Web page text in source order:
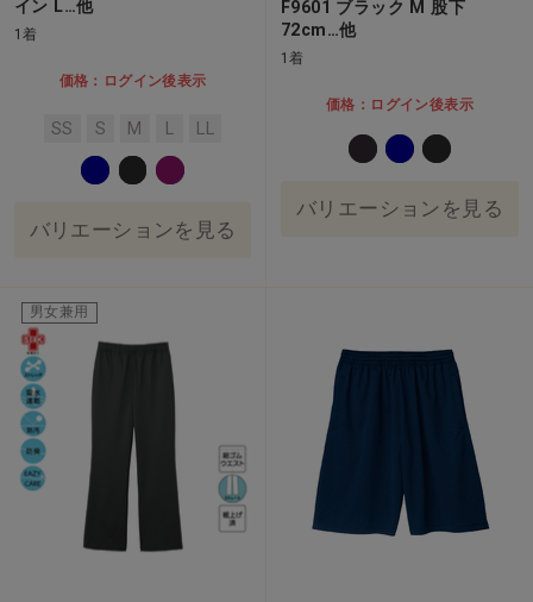
イン L…他
1着
価格：ログイン後表示
SS S M L LL
バリエーションを見る
F9601 ブラック M 股下
72cm…他
1着
価格：ログイン後表示
バリエーションを見る
男女兼用